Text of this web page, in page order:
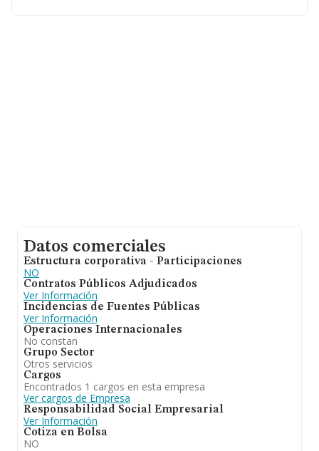
Datos comerciales
Estructura corporativa - Participaciones
NO
Contratos Públicos Adjudicados
Ver Información
Incidencias de Fuentes Públicas
Ver Información
Operaciones Internacionales
No constan
Grupo Sector
Otros servicios
Cargos
Encontrados 1 cargos en esta empresa
Ver cargos de Empresa
Responsabilidad Social Empresarial
Ver Información
Cotiza en Bolsa
NO